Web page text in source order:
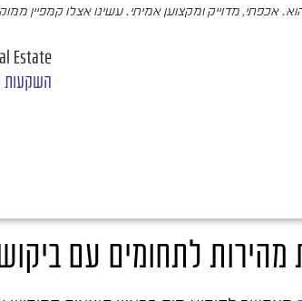
אכפתי, מדוייק ומקצוען אמיתי. עשינו אצלו קמפיין
Estate
השקעות
מהירות לתחומים עם